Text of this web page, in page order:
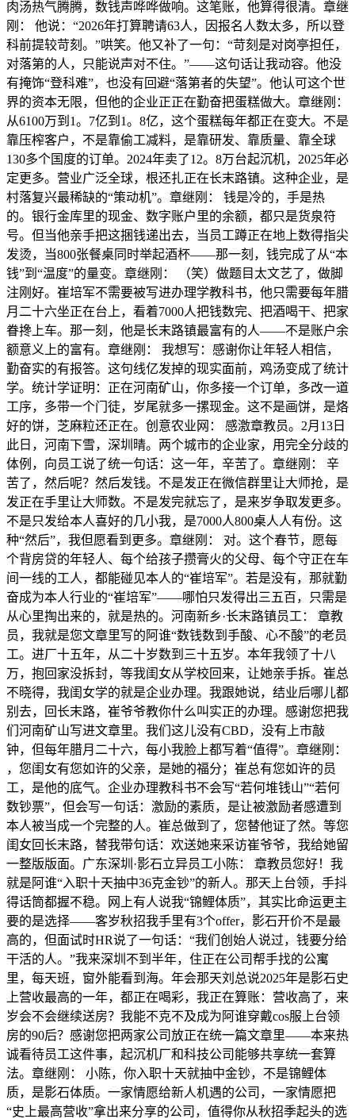
肉汤热气腾腾，数钱声哗哗做响。这笔账，他算得很清。章继
刚： 他说：“2026年打算聘请63人，因报名人数太多，所以登
科前提较苛刻。”哄笑。他又补了一句：“苛刻是对岗亭担任，
对落第的人，只能说声对不住。”——这句话让我动容。他没
有掩饰“登科难”，也没有回避“落第者的失望”。他认可这个世
界的资本无限，但他的企业正正在勤奋把蛋糕做大。章继刚：
从6100万到1。7亿到1。8亿，这个蛋糕每年都正在变大。不是
靠压榨客户，不是靠偷工减料，是靠研发、靠质量、靠全球
130多个国度的订单。2024年卖了12。8万台起沉机，2025年必
定更多。营业广泛全球，根还扎正在长末路镇。这种企业，是
村落复兴最稀缺的“策动机”。章继刚： 钱是冷的，手是热
的。银行金库里的现金、数字账户里的余额，都只是货泉符
号。但当他亲手把这捆钱递出去，当员工蹲正在地上数得指尖
发烫，当800张餐桌同时举起酒杯——那一刻，钱完成了从“本
钱”到“温度”的量变。章继刚： （笑）做题目太文艺了，做脚
注刚好。崔培军不需要被写进办理学教科书，他只需要每年腊
月二十六坐正在台上，看着7000人把钱数完、把酒喝干、把家
眷搀上车。那一刻，他是长末路镇最富有的人——不是账户余
额意义上的富有。章继刚： 我想写：感谢你让年轻人相信，
勤奋实的有报答。这句线亿发掉的现实面前，鸡汤变成了统计
学。统计学证明：正在河南矿山，你多接一个订单，多改一道
工序，多带一个门徒，岁尾就多一摞现金。这不是画饼，是烙
好的饼，芝麻粒还正在。创意农业网： 感激章教员。2月13日
此日，河南下雪，深圳晴。两个城市的企业家，用完全分歧的
体例，向员工说了统一句话：这一年，辛苦了。章继刚： 辛
苦了，然后呢？然后发钱。不是发正在微信群里让大师抢，是
发正在手里让大师数。不是发完就忘了，是来岁争取发更多。
不是只发给本人喜好的几小我，是7000人800桌人人有份。这
种“然后”，我但愿看到更多。章继刚： 对。这个春节，愿每
个背房贷的年轻人、每个给孩子攒膏火的父母、每个守正在车
间一线的工人，都能碰见本人的“崔培军”。若是没有，那就勤
奋成为本人行业的“崔培军”——哪怕只发得出三五百，只需是
从心里掏出来的，就是热的。河南新乡·长末路镇员工： 章教
员，我就是您文章里写的阿谁“数钱数到手酸、心不酸”的老员
工。进厂十五年，从二十岁数到三十五岁。本年我领了十八
万，抱回家没拆封，等我闺女从学校回来，让她亲手拆。崔总
不晓得，我闺女学的就是企业办理。我跟她说，结业后哪儿都
别去，回长末路，崔爷爷教你什么叫实正的办理。感谢您把我
们河南矿山写进文章里。我们这儿没有CBD，没有上市敲
钟，但每年腊月二十六，每小我脸上都写着“值得”。章继刚：
，您闺女有您如许的父亲，是她的福分；崔总有您如许的员
工，是他的底气。企业办理教科书不会写“若何堆钱山”“若何
数钞票”，但会写一句话：激励的素质，是让被激励者感遭到
本人被当成一个完整的人。崔总做到了，您替他证了然。等您
闺女回长末路，替我带句话：欢送她来采访崔爷爷，我给她留
一整版版面。广东深圳·影石立异员工小陈： 章教员您好！我
就是阿谁“入职十天抽中36克金钞”的新人。那天上台领，手抖
得话筒都握不稳。网上有人说我“锦鲤体质”，其实比命运更主
要的是选择——客岁秋招我手里有3个offer，影石开价不是最
高的，但面试时HR说了一句话：“我们创始人说过，钱要分给
干活的人。”我来深圳不到半年，住正在公司帮手找的公寓
里，每天班，窗外能看到海。年会那天刘总说2025年是影石史
上营收最高的一年，都正在喝彩，我正在算账：营收高了，来
岁会不会继续送房？我能不克不及成为阿谁穿戴cos服上台领
房的90后？感谢您把两家公司放正在统一篇文章里——本来热
诚看待员工这件事，起沉机厂和科技公司能够共享统一套算
法。章继刚： 小陈，你入职十天就抽中金钞，不是锦鲤体
质，是影石体质。一家情愿给新人机遇的公司，一家情愿把
“史上最高营收”拿出来分享的公司，值得你从秋招季起头的选